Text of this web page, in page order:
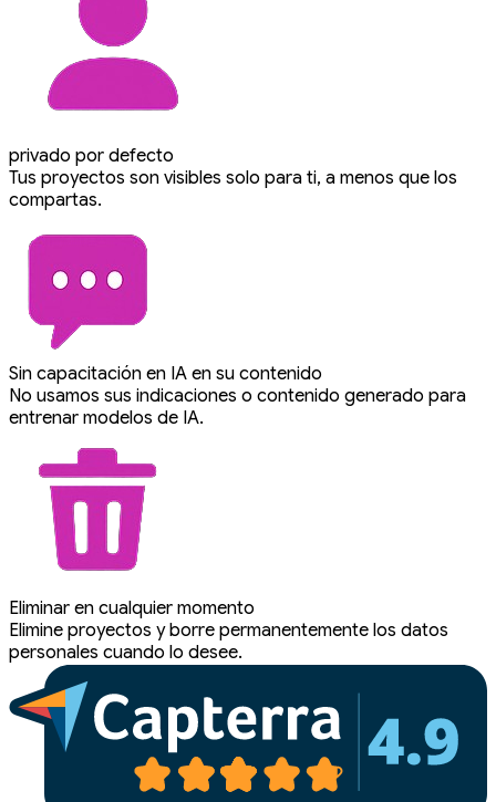
privado por defecto
Tus proyectos son visibles solo para ti, a menos que los
compartas.
Sin capacitación en IA en su contenido
No usamos sus indicaciones o contenido generado para
entrenar modelos de IA.
Eliminar en cualquier momento
Elimine proyectos y borre permanentemente los datos
personales cuando lo desee.